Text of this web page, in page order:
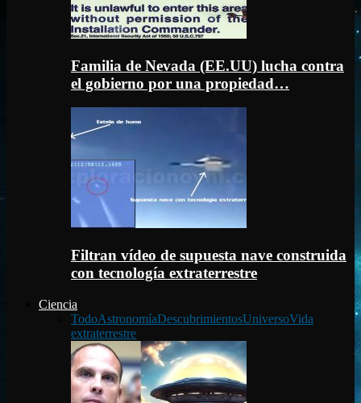
Familia de Nevada (EE.UU) lucha contra
el gobierno por una propiedad…
Filtran vídeo de supuesta nave construida
con tecnología extraterrestre
Ciencia
TodoAstronomíaDescubrimientosUniversoVida
extraterrestre